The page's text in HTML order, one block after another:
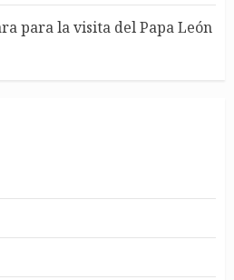
para la visita del Papa León